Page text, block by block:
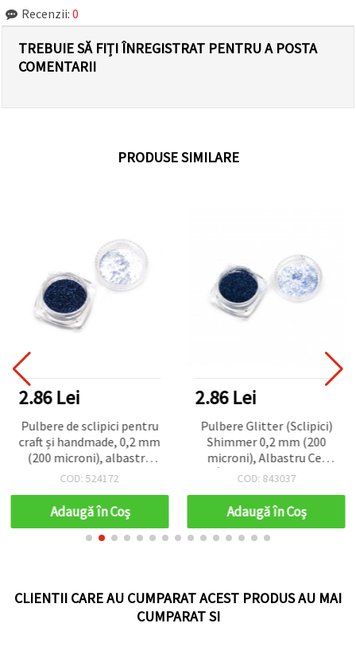
Recenzii: 0
TREBUIE SĂ FIȚI ÎNREGISTRAT PENTRU A POSTA
COMENTARII
PRODUSE SIMILARE
2.86 Lei
Pulbere de sclipici pentru
craft și handmade, 0,2 mm
(200 microni), albastru
închis, 3 ml (~3 g)
COD: 524172
Adaugă în Coş
2.86 Lei
Pulbere Glitter (Sclipici)
Shimmer 0,2 mm (200
microni), Albastru Cer
Închis - 3 ml (~3 g)
COD: 843037
Adaugă în Coş
CLIENTII CARE AU CUMPARAT ACEST PRODUS AU MAI
CUMPARAT SI